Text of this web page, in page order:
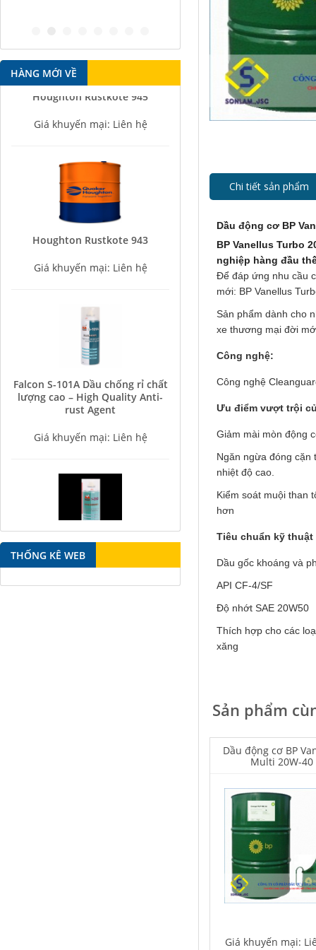
Chi tiết sản phẩm
Dầu động cơ BP
BP Vanellus Turbo
nghiệp hàng đầu
Để đáp ứng nhu cầu
mới: BP Vanellus
Sản phẩm dành cho
xe thương mại đời
Công nghệ:
Công nghệ
Ưu điểm vượt trội
Giảm mài mòn động
Ngăn ngừa đóng cặn
nhiệt độ cao.
Kiểm soát muội than
hơn
Tiêu chuẩn kỹ thuật
Dầu gốc khoáng và
API CF-4/SF
Độ nhớt SAE 20W50
Thích hợp cho các
xăng
Sản phẩm
Dầu động cơ BP
Multi 20W-40
Giá khuyến mại:
antirust
HÀNG MỚI VỀ
Houghton Rustkote 945
lượng cao – High Quality Anti-
rust Agent
Falcon S-350 Chất chống gỉ bôi
trơn đa năng – Multipurpose
lubricating antirust agent
THỐNG KÊ WEB